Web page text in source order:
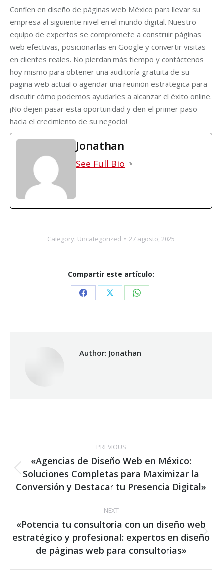
Confíen en diseño de páginas web México para llevar su
empresa al siguiente nivel en el mundo digital. Nuestro
equipo de expertos se compromete a construir páginas
web efectivas, posicionarlas en Google y convertir visitas
en clientes reales. No pierdan más tiempo y contáctenos
hoy mismo para obtener una auditoría gratuita de su
página web actual o agendar una reunión estratégica para
discutir cómo podemos ayudarles a alcanzar el éxito online.
¡No dejen pasar esta oportunidad y den el primer paso
hacia el crecimiento de su negocio!
Jonathan
See Full Bio
Category: Uncategorized 27 agosto, 2025
Compartir este artículo:
Share Share Share
Author: Jonathan
navigation
PREVIOUS
Previous
post:
«Agencias de Diseño Web en México:
Soluciones Completas para Maximizar la
Conversión y Destacar tu Presencia Digital»
NEXT
Next
post:
«Potencia tu consultoría con un diseño web
estratégico y profesional: expertos en diseño
de páginas web para consultorías»